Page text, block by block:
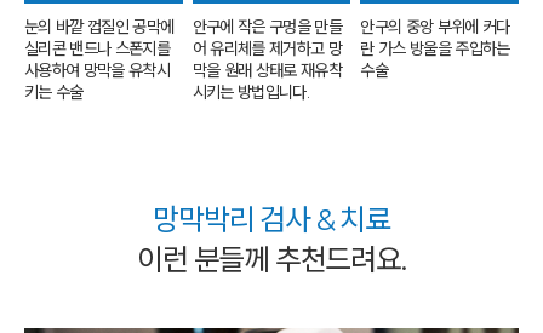
눈의 바깥 껍질인 공막에
실리콘 밴드나 스폰지를
사용하여 망막을 유착시
키는 수술
안구에 작은 구멍을 만들
어유리체를 제거하고 망
막을 원래 상태로재유착
시키는 방법입니다.
안구의 중앙 부위에 커다
란 가스 방울을주입하는
수술
망막박리 검사 & 치료
이런 분들께 추천드려요.